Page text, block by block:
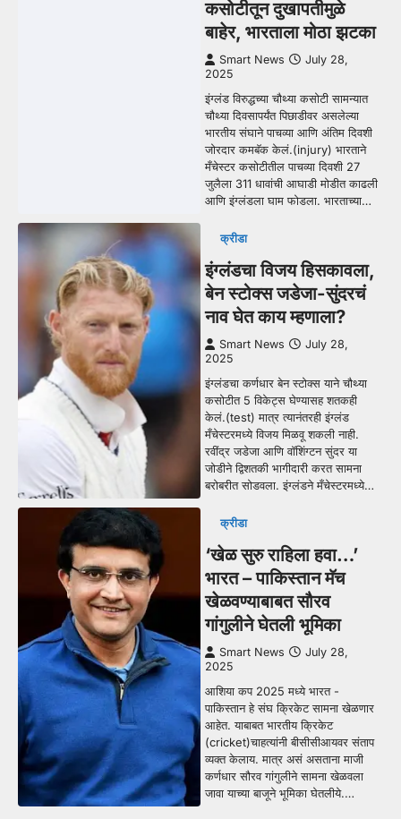
कसोटीतून दुखापतीमुळे
बाहेर, भारताला मोठा झटका
Smart News
July 28,
2025
इंग्लंड विरुद्धच्या चौथ्या कसोटी सामन्यात
चौथ्या दिवसापर्यंत पिछाडीवर असलेल्या
भारतीय संघाने पाचव्या आणि अंतिम दिवशी
जोरदार कमबॅक केलं.(injury) भारताने
मँचेस्टर कसोटीतील पाचव्या दिवशी 27
जुलैला 311 धावांची आघाडी मोडीत काढली
आणि इंग्लंडला घाम फोडला. भारताच्या…
क्रीडा
इंग्लंडचा विजय हिसकावला,
बेन स्टोक्स जडेजा-सुंदरचं
नाव घेत काय म्हणाला?
Smart News
July 28,
2025
इंग्लंडचा कर्णधार बेन स्टोक्स याने चौथ्या
कसोटीत 5 विकेट्स घेण्यासह शतकही
केलं.(test) मात्र त्यानंतरही इंग्लंड
मँचेस्टरमध्ये विजय मिळवू शकली नाही.
रवींद्र जडेजा आणि वॉशिंग्टन सुंदर या
जोडीने द्विशतकी भागीदारी करत सामना
बरोबरीत सोडवला. इंग्लंडने मँचेस्टरमध्ये…
क्रीडा
‘खेळ सुरु राहिला हवा…’
भारत – पाकिस्तान मॅच
खेळवण्याबाबत सौरव
गांगुलीने घेतली भूमिका
Smart News
July 28,
2025
आशिया कप 2025 मध्ये भारत -
पाकिस्तान हे संघ क्रिकेट सामना खेळणार
आहेत. याबाबत भारतीय क्रिकेट
(cricket)चाहत्यांनी बीसीसीआयवर संताप
व्यक्त केलाय. मात्र असं असताना माजी
कर्णधार सौरव गांगुलीने सामना खेळवला
जावा याच्या बाजूने भूमिका घेतलीये.…